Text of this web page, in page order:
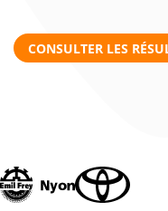
CONSULTER LES